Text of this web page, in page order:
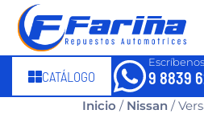
CATÁLOGO
Escríbenos
9 8839
Inicio / Nissan /